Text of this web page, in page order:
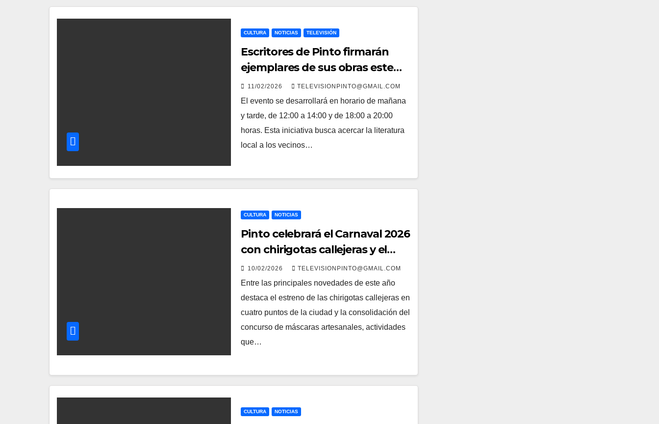
CULTURA NOTICIAS TELEVISIÓN
Escritores de Pinto firmarán
ejemplares de sus obras este
viernes en Plaza Éboli
11/02/2026 TELEVISIONPINTO@GMAIL.COM
El evento se desarrollará en horario de mañana
y tarde, de 12:00 a 14:00 y de 18:00 a 20:00
horas. Esta iniciativa busca acercar la literatura
local a los vecinos…
CULTURA NOTICIAS
Pinto celebrará el Carnaval 2026
con chirigotas callejeras y el
tradicional Entierro de la
Sardina
10/02/2026 TELEVISIONPINTO@GMAIL.COM
Entre las principales novedades de este año
destaca el estreno de las chirigotas callejeras en
cuatro puntos de la ciudad y la consolidación del
concurso de máscaras artesanales, actividades
que…
CULTURA NOTICIAS